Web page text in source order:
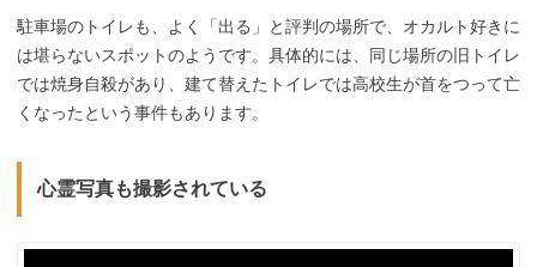
駐車場のトイレも、よく「出る」と評判の場所で、オカルト好きに
は堪らないスポットのようです。具体的には、同じ場所の旧トイレ
では焼身自殺があり、建て替えたトイレでは高校生が首をつって亡
くなったという事件もあります。
心霊写真も撮影されている